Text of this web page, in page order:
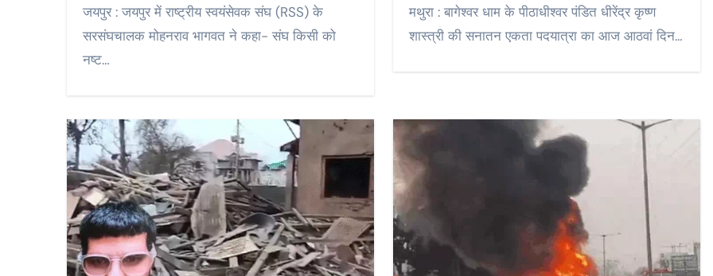
जयपुर : जयपुर में राष्ट्रीय स्वयंसेवक संघ (RSS) के
सरसंघचालक मोहनराव भागवत ने कहा- संघ किसी को
नष्ट…
मथुरा : बागेश्वर धाम के पीठाधीश्वर पंडित धीरेंद्र कृष्ण
शास्त्री की सनातन एकता पदयात्रा का आज आठवां दिन…